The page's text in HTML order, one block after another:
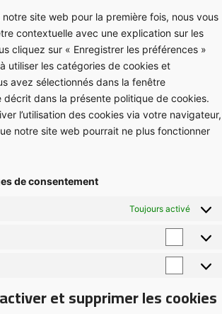
site web pour la première fois, nous vous
contextuelle avec une explication sur les
cliquez sur « Enregistrer les préférences »
utiliser les catégories de cookies et
avez sélectionnés dans la fenêtre
décrit dans la présente politique de cookies.
l’utilisation des cookies via votre navigateur,
notre site web pourrait ne plus fonctionner
de consentement
Toujours activé
et supprimer les cookies